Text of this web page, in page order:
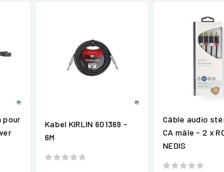
pour
Kabel KIRLIN 601369 -
6M
Câble audio
CA mâle - 2 x
NEDIS